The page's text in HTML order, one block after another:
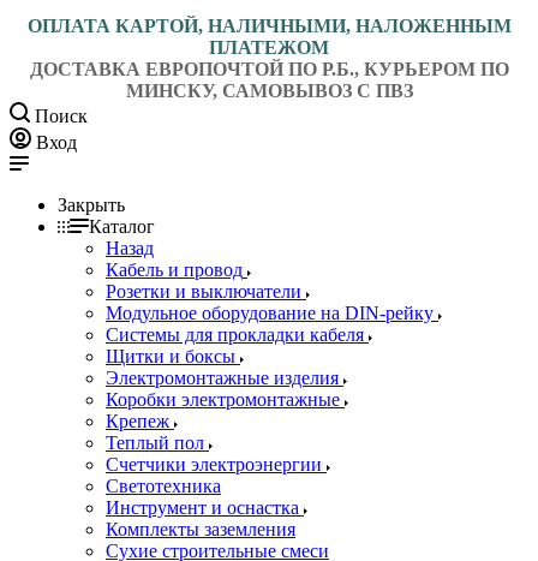
ОПЛАТА КАРТОЙ, НАЛИЧНЫМИ, НАЛОЖЕННЫМ
ПЛАТЕЖОМ
ДОСТАВКА ЕВРОПОЧТОЙ ПО Р.Б., КУРЬЕРОМ ПО
МИНСКУ, САМОВЫВОЗ С ПВЗ
Поиск
Вход
Закрыть
Каталог
Назад
Кабель и провод
Розетки и выключатели
Модульное оборудование на DIN-рейку
Системы для прокладки кабеля
Щитки и боксы
Электромонтажные изделия
Коробки электромонтажные
Крепеж
Теплый пол
Счетчики электроэнергии
Светотехника
Инструмент и оснастка
Комплекты заземления
Сухие строительные смеси